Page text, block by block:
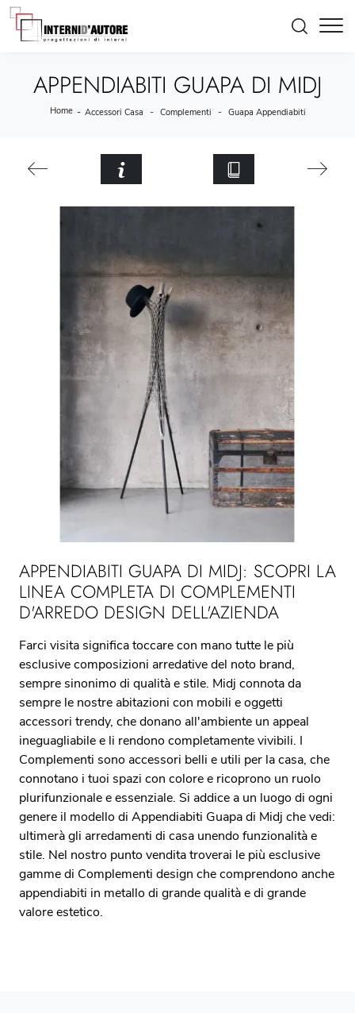
APPENDIABITI GUAPA DI MIDJ
Home - Accessori Casa - Complementi - Guapa Appendiabiti
APPENDIABITI GUAPA DI MIDJ: SCOPRI LA
LINEA COMPLETA DI COMPLEMENTI
D'ARREDO DESIGN DELL'AZIENDA
Farci visita significa toccare con mano tutte le più
esclusive composizioni arredative del noto brand,
sempre sinonimo di qualità e stile. Midj connota da
sempre le nostre abitazioni con mobili e oggetti
accessori trendy, che donano all'ambiente un appeal
ineguagliabile e li rendono completamente vivibili. I
Complementi sono accessori belli e utili per la casa, che
connotano i tuoi spazi con colore e ricoprono un ruolo
plurifunzionale e essenziale. Si addice a un luogo di ogni
genere il modello di Appendiabiti Guapa di Midj che vedi:
ultimerà gli arredamenti di casa unendo funzionalità e
stile. Nel nostro punto vendita troverai le più esclusive
gamme di Complementi design che comprendono anche
appendiabiti in metallo di grande qualità e di grande
valore estetico.